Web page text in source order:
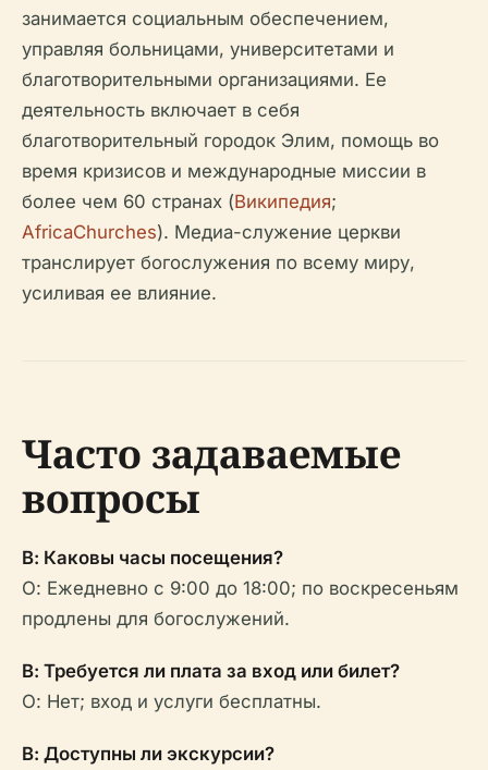
занимается социальным обеспечением,
управляя больницами, университетами и
благотворительными организациями. Ее
деятельность включает в себя
благотворительный городок Элим, помощь во
время кризисов и международные миссии в
более чем 60 странах (Википедия;
AfricaChurches). Медиа-служение церкви
транслирует богослужения по всему миру,
усиливая ее влияние.
Часто задаваемые
вопросы
В: Каковы часы посещения?
О: Ежедневно с 9:00 до 18:00; по воскресеньям
продлены для богослужений.
В: Требуется ли плата за вход или билет?
О: Нет; вход и услуги бесплатны.
В: Доступны ли экскурсии?